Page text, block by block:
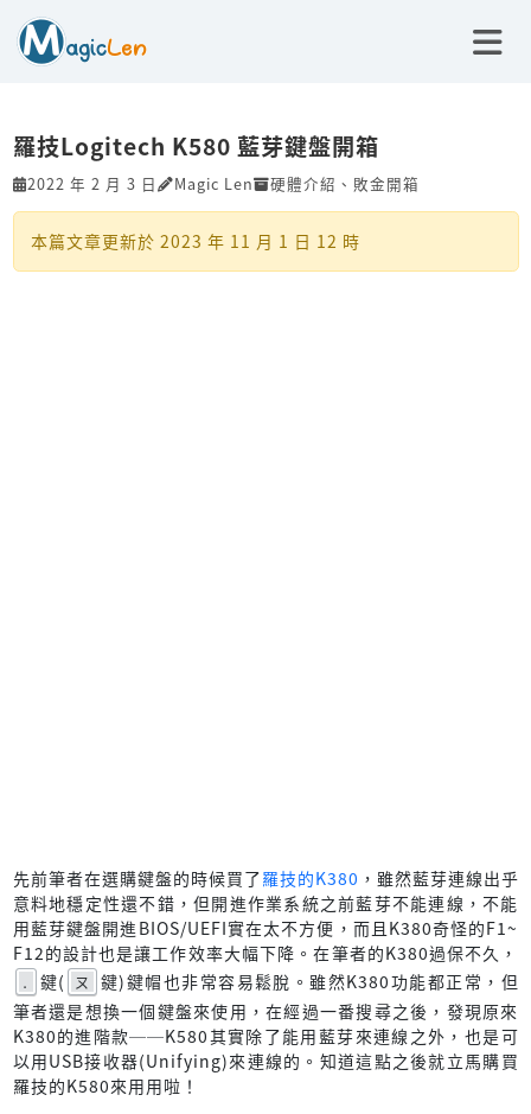
羅技Logitech K580 藍芽鍵盤開箱
2022 年 2 月 3 日 Magic Len 硬體介紹 、 敗金開箱
本篇文章更新於 2023 年 11 月 1 日 12 時
先前筆者在選購鍵盤的時候買了羅技的K380 ，雖然藍芽連線出乎
意料地穩定性還不錯，但開進作業系統之前藍芽不能連線，不能
用藍芽鍵盤開進BIOS/UEFI實在太不方便，而且K380奇怪的F1~
F12的設計也是讓工作效率大幅下降。在筆者的K380過保不久，
. 鍵( ㄡ
鍵)鍵帽也非常容易鬆脫。雖然K380功能都正常，但
筆者還是想換一個鍵盤來使用，在經過一番搜尋之後，發現原來
K380的進階款──K580其實除了能用藍芽來連線之外，也是可
以用USB接收器(Unifying)來連線的。知道這點之後就立馬購買
羅技的K580來用用啦！